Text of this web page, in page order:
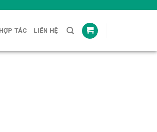
HỢP TÁC LIÊN HỆ